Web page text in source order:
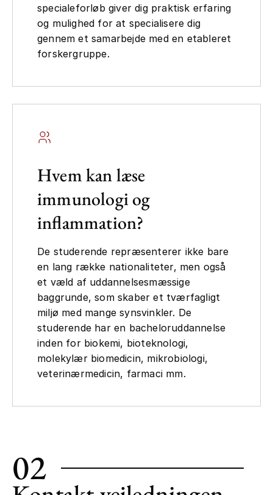
specialeforløb giver dig praktisk erfaring
og mulighed for at specialisere dig
gennem et samarbejde med en etableret
forskergruppe.
Hvem kan læse
immunologi og
inflammation?
De studerende repræsenterer ikke bare
en lang række nationaliteter, men også
et væld af uddannelsesmæssige
baggrunde, som skaber et tværfagligt
miljø med mange synsvinkler. De
studerende har en bacheloruddannelse
inden for biokemi, bioteknologi,
molekylær biomedicin, mikrobiologi,
veterinærmedicin, farmaci mm.
02